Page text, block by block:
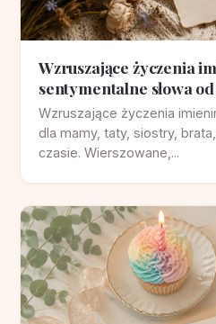
Wzruszające życzenia
sentymentalne słowa
Wzruszające życzenia
dla mamy, taty, siostry,
czasie. Wierszowane,...